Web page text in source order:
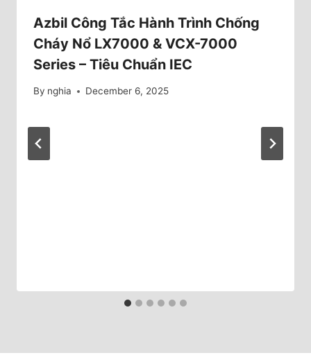
Azbil Công Tắc Hành Trình Chống
Cháy Nổ LX7000 & VCX-7000
Series – Tiêu Chuẩn IEC
By nghia December 6, 2025